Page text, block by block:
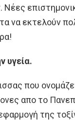
να εκτελούν
υγεία.
που
απο το
της